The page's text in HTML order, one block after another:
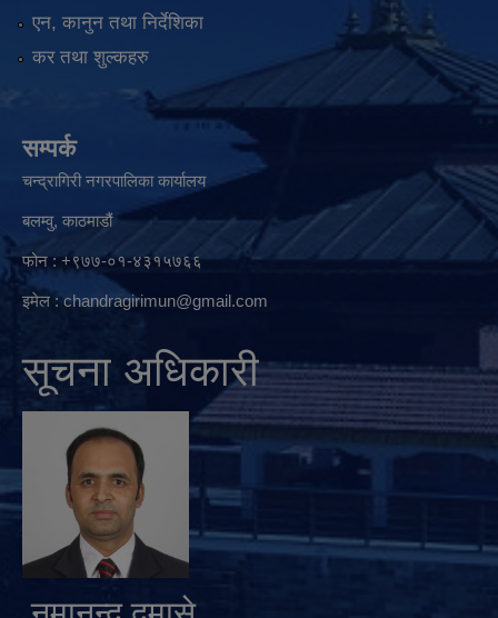
एन, कानुन तथा निर्देशिका
कर तथा शुल्कहरु
सम्पर्क
चन्द्रागिरी नगरपालिका कार्यालय
बलम्वु, काठमाडौं
फोन : +९७७-०१-४३१५७६६
इमेल :chandragirimun@gmail.com
सूचना अधिकारी